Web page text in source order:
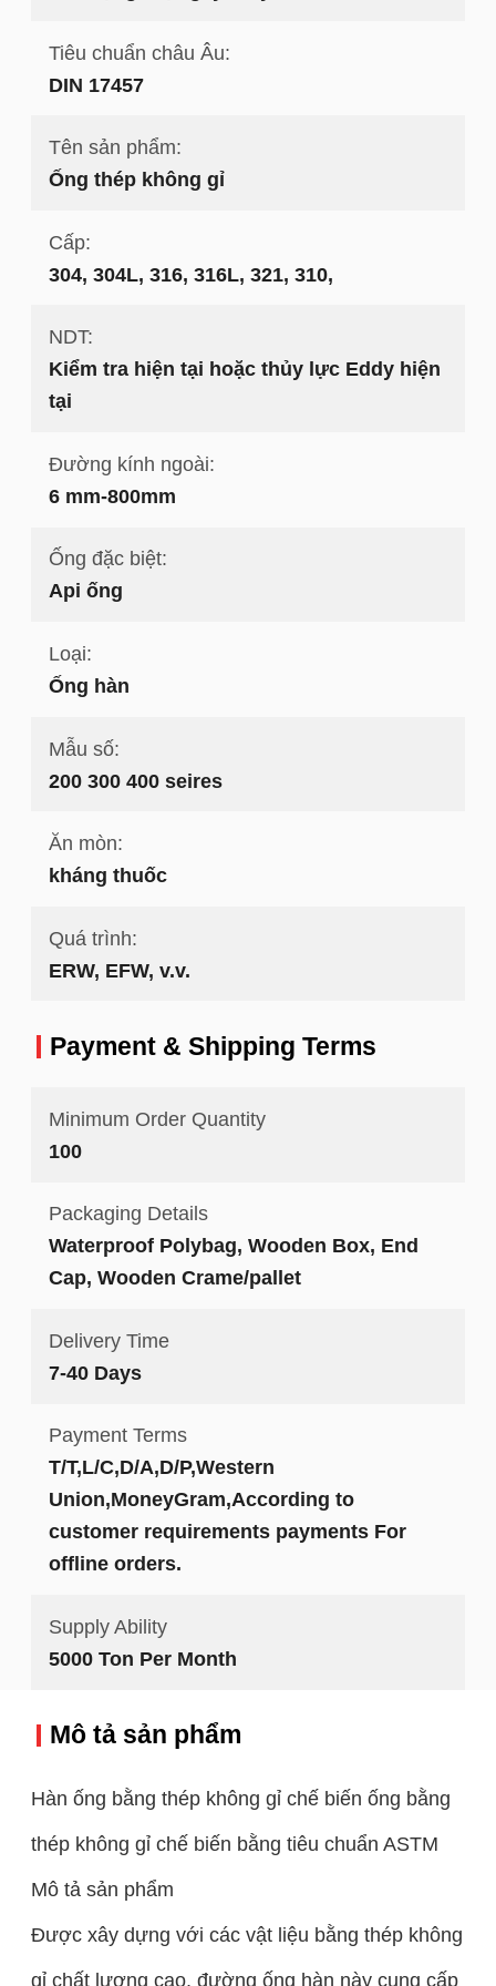
Tiêu chuẩn châu Âu:
DIN 17457
Tên sản phẩm:
Ống thép không gỉ
Cấp:
304, 304L, 316, 316L, 321, 310,
NDT:
Kiểm tra hiện tại hoặc thủy lực Eddy hiện
tại
Đường kính ngoài:
6 mm-800mm
Ống đặc biệt:
Api ống
Loại:
Ống hàn
Mẫu số:
200 300 400 seires
Ăn mòn:
kháng thuốc
Quá trình:
ERW, EFW, v.v.
Payment & Shipping Terms
Minimum Order Quantity
100
Packaging Details
Waterproof Polybag, Wooden Box, End
Cap, Wooden Crame/pallet
Delivery Time
7-40 Days
Payment Terms
T/T,L/C,D/A,D/P,Western
Union,MoneyGram,According to
customer requirements payments For
offline orders.
Supply Ability
5000 Ton Per Month
Mô tả sản phẩm
Hàn ống bằng thép không gỉ chế biến ống bằng
thép không gỉ chế biến bằng tiêu chuẩn ASTM
Mô tả sản phẩm
Được xây dựng với các vật liệu bằng thép không
gỉ chất lượng cao, đường ống hàn này cung cấp